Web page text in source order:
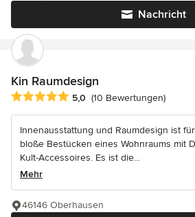
Nachricht
Kin Raumdesign
Durchschnittliche Bewertung: 5 von 5
5,0 (10 Bewertungen)
Innenausstattung und Raumdesign ist
bloße Bestücken eines Wohnraums mit
Kult-Accessoires. Es ist die...
Mehr
46146 Oberhausen